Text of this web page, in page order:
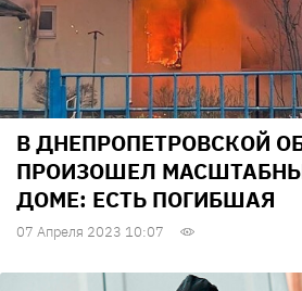
В ДНЕПРОПЕТРОВСКОЙ
ПРОИЗОШЕЛ
ДОМЕ: ЕСТЬ ПОГИБШАЯ
07 Апреля 2023 10:07